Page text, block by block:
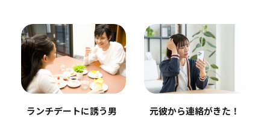
ランチデートに誘う男
元彼から連絡がきた！